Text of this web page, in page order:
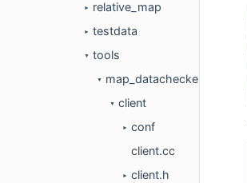
► relative_map
► testdata
▼ tools
▼ map_datachecker
▼ client
►
conf
client.cc
► client.h